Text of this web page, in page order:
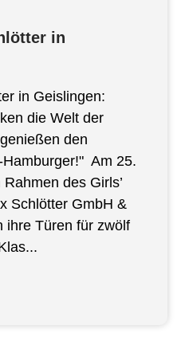
in
in Geislingen:
die Welt der
den
Am 25.
des Girls’
Schlötter GmbH &
ihre Türen für zwölf